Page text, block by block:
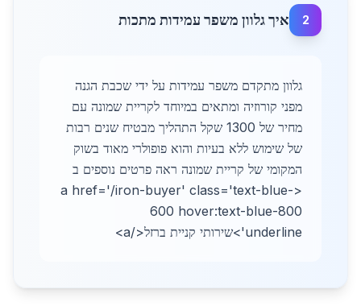
2 איך גלוון משפר עמידות מתכות
גלוון מתקדם משפר עמידות על ידי שכבת הגנה
מפני קורוזיה ומתאים במיוחד לקריית שמונה עם
מחיר של 1300 שקל התהליך מבטיח שנים רבות
של שימוש ללא בעיות והוא פופולרי מאוד בשוק
המקומי של קריית שמונה ראה פרטים נוספים ב
<a href='/iron-buyer' class='text-blue-
600 hover:text-blue-800
underline'>שירותי קניית ברזל</a>